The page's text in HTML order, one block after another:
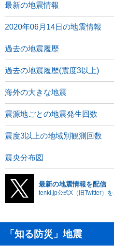
最新の地震情報
2020年06月14日の地震情報
過去の地震履歴
過去の地震履歴(震度3以上)
海外の大きな地震
震源地ごとの地震発生回数
震度3以上の地域別観測回数
震央分布図
最新の地震情報を配信
tenki.jp公式X（旧Twitter）を
「知る防災」地震